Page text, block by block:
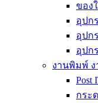
ของ
อุปก
อุปก
อุปก
งานพิมพ์
Post
กระ